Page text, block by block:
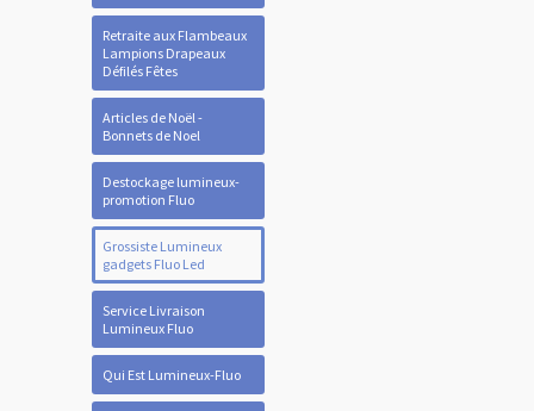
Retraite aux Flambeaux
Lampions Drapeaux
Défilés Fêtes
Articles de Noël -
Bonnets de Noel
Destockage lumineux-
promotion Fluo
Grossiste Lumineux
gadgets Fluo Led
Service Livraison
Lumineux Fluo
Qui Est Lumineux-Fluo